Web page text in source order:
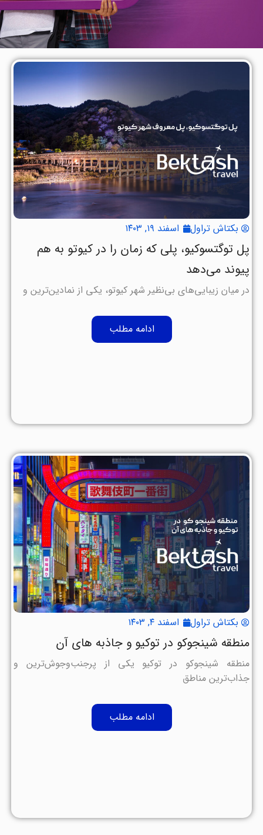
بکتاش تراول اسفند ۱۹, ۱۴۰۳
پل توگتسوکیو، پلی که زمان را در کیوتو به هم
پیوند می‌دهد
در میان زیبایی‌های بی‌نظیر شهر کیوتو، یکی از نمادین‌ترین و
ادامه مطلب
بکتاش تراول اسفند ۴, ۱۴۰۳
منطقه شینجوکو در توکیو و جاذبه های آن
منطقه شینجوکو در توکیو یکی از پرجنب‌وجوش‌ترین و
جذاب‌ترین مناطق
ادامه مطلب